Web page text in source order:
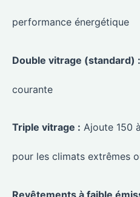
performance énergétique
Double vitrage (standard) :
courante
Triple vitrage : Ajoute 150
pour les climats extrêmes
Revêtements à faible